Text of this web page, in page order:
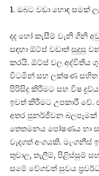
1. ඔබට වඩා හොඳ සමක්
දද හෝ කැසීම් වැනි ගිනි
සඳහා ඕට්ස් වඩාත් සුදුසු
කරයි. ඕට්ස් වල අද්විතීය
විටමින් සහ ලක්ෂණ සහිත
පිරිසිදු කිරීමට සහ විෂ
ඉවත් කිරීමට උපකාරී වේ.
අතර පුනර්ජීවන
තෙතමනය පෝෂණය හා
වැදගත් අංගයකි. මැංගනීස්
තුවාල, තැලීම්, පිළිස්සුම්
සමේ වේගවත් සුවය